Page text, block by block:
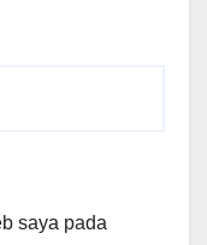
saya pada